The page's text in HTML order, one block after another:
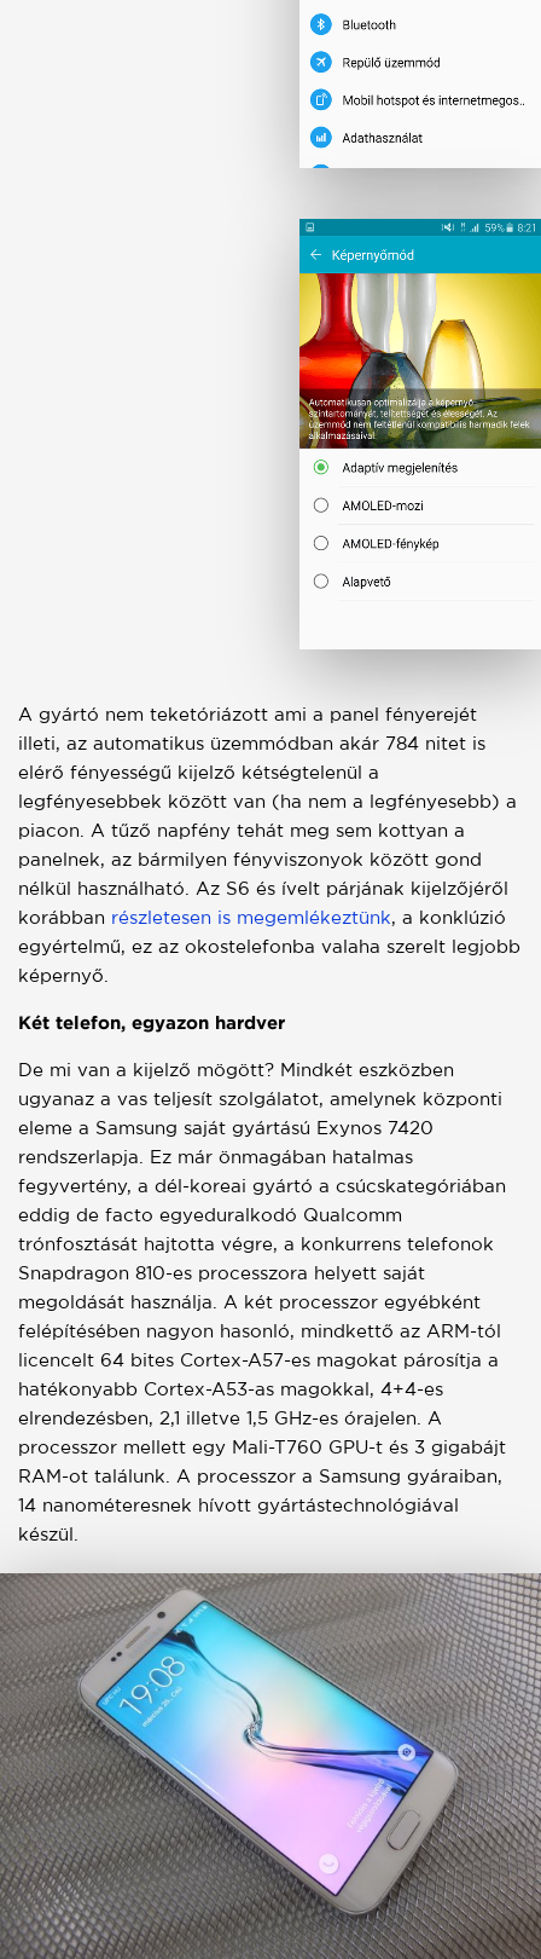
A gyártó nem teketóriázott ami a panel fényerejét
illeti, az automatikus üzemmódban akár 784 nitet is
elérő fényességű kijelző kétségtelenül a
legfényesebbek között van (ha nem a legfényesebb) a
piacon. A tűző napfény tehát meg sem kottyan a
panelnek, az bármilyen fényviszonyok között gond
nélkül használható. Az S6 és ívelt párjának kijelzőjéről
korábban részletesen is megemlékeztünk, a konklúzió
egyértelmű, ez az okostelefonba valaha szerelt legjobb
képernyő.
Két telefon, egyazon hardver
De mi van a kijelző mögött? Mindkét eszközben
ugyanaz a vas teljesít szolgálatot, amelynek központi
eleme a Samsung saját gyártású Exynos 7420
rendszerlapja. Ez már önmagában hatalmas
fegyvertény, a dél-koreai gyártó a csúcskategóriában
eddig de facto egyeduralkodó Qualcomm
trónfosztását hajtotta végre, a konkurrens telefonok
Snapdragon 810-es processzora helyett saját
megoldását használja. A két processzor egyébként
felépítésében nagyon hasonló, mindkettő az ARM-tól
licencelt 64 bites Cortex-A57-es magokat párosítja a
hatékonyabb Cortex-A53-as magokkal, 4+4-es
elrendezésben, 2,1 illetve 1,5 GHz-es órajelen. A
processzor mellett egy Mali-T760 GPU-t és 3 gigabájt
RAM-ot találunk. A processzor a Samsung gyáraiban,
14 nanométeresnek hívott gyártástechnológiával
készül.